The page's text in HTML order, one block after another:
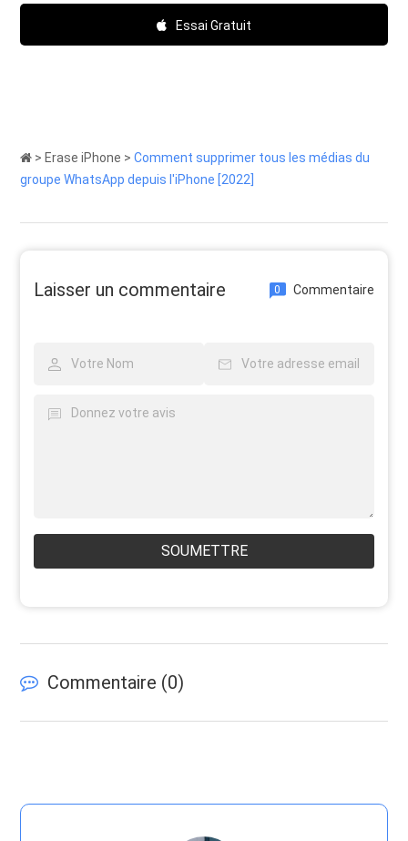
Essai Gratuit
> Erase iPhone >Comment supprimer tous les médias du
groupe WhatsApp depuis l'iPhone [2022]
Laisser un commentaire 0 Commentaire
SOUMETTRE
Commentaire (0)